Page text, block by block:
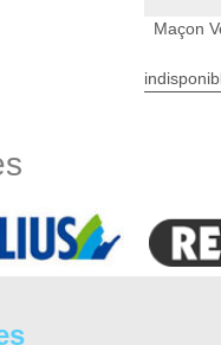
à bien vos
s’engagent
Maçon